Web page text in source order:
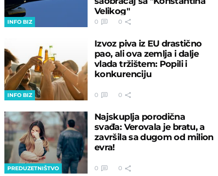
INFO BIZ
Velikog"
0 0
INFO BIZ
Izvoz piva iz EU drastično
pao, ali ova zemlja i dalje
vlada tržištem: Popili i
konkurenciju
0 0
PREDUZETNIŠTVO
Najskuplja porodična
svađa: Verovala je bratu, a
završila sa dugom od milion
evra!
0 0